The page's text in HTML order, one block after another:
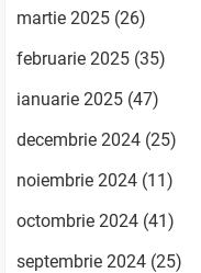
martie 2025 (26)
februarie 2025 (35)
ianuarie 2025 (47)
decembrie 2024 (25)
noiembrie 2024 (11)
octombrie 2024 (41)
septembrie 2024 (25)